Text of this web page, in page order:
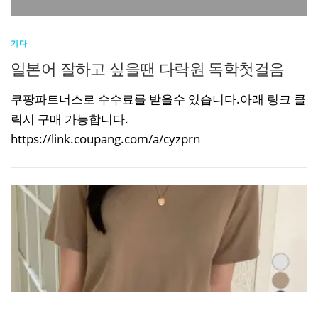
기타
일본어 잘하고 싶을땐 다락원 독학첫걸음
쿠팡파트너스로 수수료를 받을수 있습니다.아래 링크 클
릭시 구매 가능합니다.
https://link.coupang.com/a/cyzprn